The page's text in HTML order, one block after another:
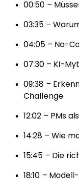
00:50 –
03:35 –
04:05 – No-
07:30 – KI-
09:38 –
Challenge
12:02 – PMs
14:28 – Wie
15:45 – Die
18:10 –